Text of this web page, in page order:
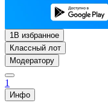
1В избранное
Классный лот
Модератору
1
Инфо